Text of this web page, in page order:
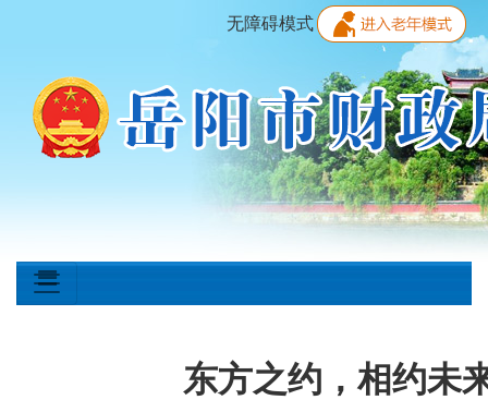
无障碍模式
东方之约，相约未